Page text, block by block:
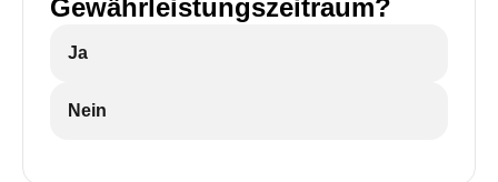
Gewährleistungszeitraum?
Ja
Nein